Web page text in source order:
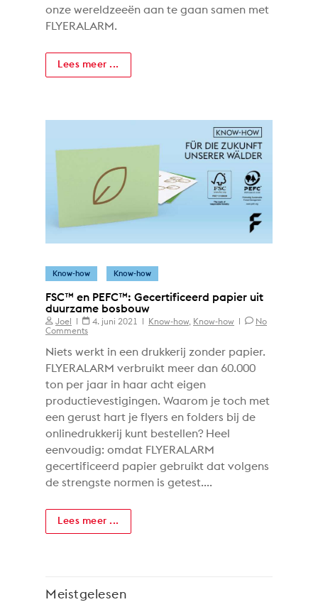
onze wereldzeeën aan te gaan samen met
FLYERALARM.
Lees meer ...
Know-how Know-how
FSC™ en PEFC™: Gecertificeerd papier uit
duurzame bosbouw
Joel 4. juni 2021 Know-how, Know-how
No
Comments
Niets werkt in een drukkerij zonder papier.
FLYERALARM verbruikt meer dan 60.000
ton per jaar in haar acht eigen
productievestigingen. Waarom je toch met
een gerust hart je flyers en folders bij de
onlinedrukkerij kunt bestellen? Heel
eenvoudig: omdat FLYERALARM
gecertificeerd papier gebruikt dat volgens
de strengste normen is getest....
Lees meer ...
Meistgelesen